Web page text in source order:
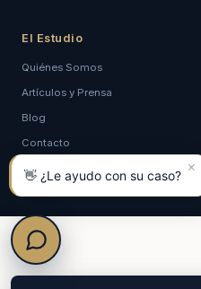
El Estudio
Quiénes Somos
Artículos y Prensa
Blog
Contacto
Política de Privacidad
×
👋 ¿Le ayudo con su caso?